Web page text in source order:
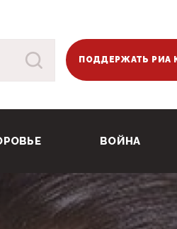
ПОДДЕРЖАТЬ РИА
ВОЙНА